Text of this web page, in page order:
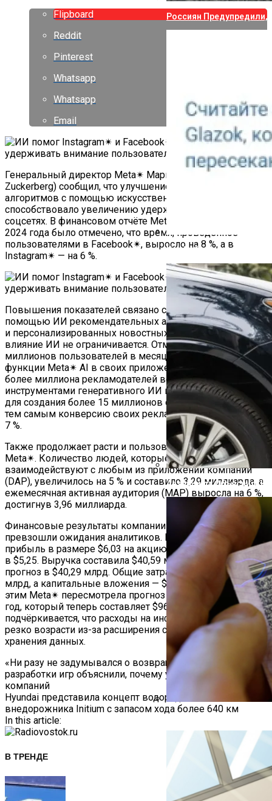
Россиян
Как Работает Счетчик
Автоюрист Объяснил,
Flipboard
Reddit
Pinterest
Whatsapp
Whatsapp
Email
Генеральный директор Meta✴ Марк Цукерберг (Mark
Zuckerberg) сообщил, что улучшение рекомендательных
алгоритмов с помощью искусственного интеллекта,
способствовало увеличению удержания аудитории в
соцсетях. В финансовом отчёте Meta✴ за третий квартал
2024 года было отмечено, что время, проведённое
пользователями в Facebook✴, выросло на 8 %, а в
Instagram✴ — на 6 %.
Повышения показателей связано с улучшением с
помощью ИИ рекомендательных алгоритмов для видео
и персонализированных новостных лент. Однако этим
влияние ИИ не ограничивается. Отмечается, что 500
миллионов пользователей в месяц используют ИИ-
функции Meta✴ AI в своих приложениях. Кроме того,
более миллиона рекламодателей воспользовались
инструментами генеративного ИИ в прошлом месяце
для создания более 15 миллионов объявлений, повысив
тем самым конверсию своих рекламных объявлений на
7 %.
Также продолжает расти и пользовательская база
Meta✴. Количество людей, которые ежедневно
взаимодействуют с любым из приложений компании
(DAP), увеличилось на 5 % и составило 3,29 миллиарда, а
ежемесячная активная аудитория (MAP) выросла на 6 %,
достигнув 3,96 миллиарда.
Финансовые результаты компании за третий квартал
превзошли ожидания аналитиков. Meta✴ показала
прибыль в размере $6,03 на акцию, что выше прогнозов
в $5,25. Выручка составила $40,59 млрд, превысив
прогноз в $40,29 млрд. Общие затраты составили $23,2
млрд, а капитальные вложения — $9,2 млрд. В связи с
этим Meta✴ пересмотрела прогноз по расходам на весь
год, который теперь составляет $96-$98 млрд. При этом
подчёркивается, что расходы на инфраструктуру могут
резко возрасти из-за расширения систем обработки и
хранения данных.
Навигация
По
Записям
«Ни разу не задумывался о возвращении»: ветераны
разработки игр объяснили, почему уходят из больших
компаний
Hyundai представила концепт водородного
внедорожника Initium с запасом хода более 640 км
In this article:
В ТРЕНДЕ